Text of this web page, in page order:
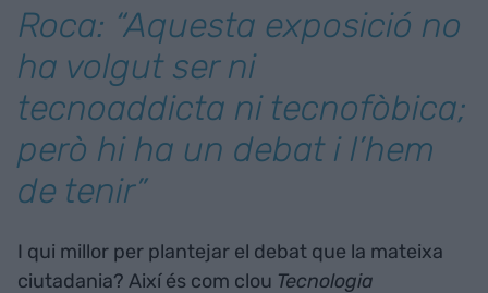
Roca: “Aquesta exposició no
ha volgut ser ni
tecnoaddicta ni tecnofòbica;
però hi ha un debat i l’hem
de tenir”
I qui millor per plantejar el debat que la mateixa
ciutadania? Així és com clou Tecnologia